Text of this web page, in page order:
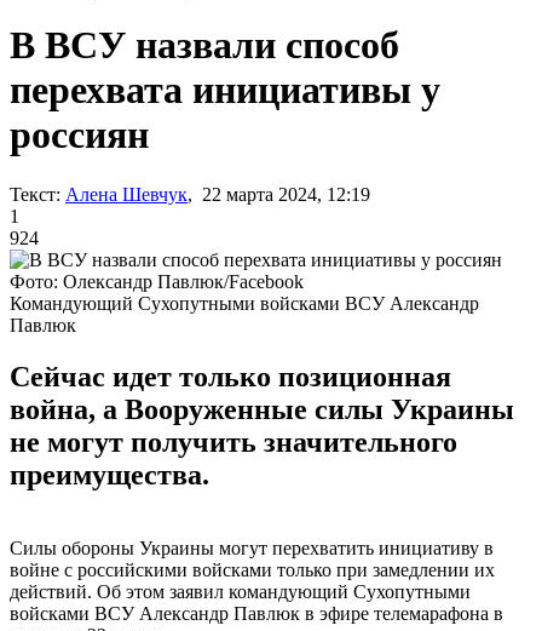
В ВСУ назвали способ
перехвата инициативы у
россиян
Текст: Алена Шевчук, 22 марта 2024, 12:19
1
924
Фото: Олександр Павлюк/Facebook
Командующий Сухопутными войсками ВСУ Александр
Павлюк
Сейчас идет только позиционная
война, а Вооруженные силы Украины
не могут получить значительного
преимущества.
Силы обороны Украины могут перехватить инициативу в
войне с российскими войсками только при замедлении их
действий. Об этом заявил командующий Сухопутными
войсками ВСУ Александр Павлюк в эфире телемарафона в